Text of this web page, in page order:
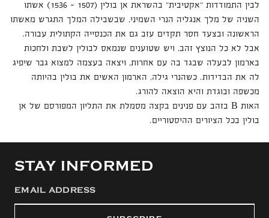
לבין התמודדות "אקטיבית" בהשראת אן בולין (1507 - 1536) אשתו
השניה של מלך אנגליה הנרי השמיני, שבשבילה המלך התגרש מאשתו
הראשונה ובצעד חסר תקדים עזב גם את הכנסייה הקתולית עבורה.
אבל לא כל הנוצץ זהב, ויש שטוענים שנמאס לבולין לשבת ולחכות
בארמון לבעלה שבגד בה עם אחרות, ויצאה בעצמה למצוא גבר שיפיג
לה את הבדידות. כשהנרי גילה, הארמון האשים את בולין בהיותה
מכשפה ובוגדת והיא הוצאה להורג.
האות B בזהב עם פנינים בקצה מסמלת את התליון המפורסם של אן
בולין בכל הציורים ההיסטוריים.
STAY INFORMED